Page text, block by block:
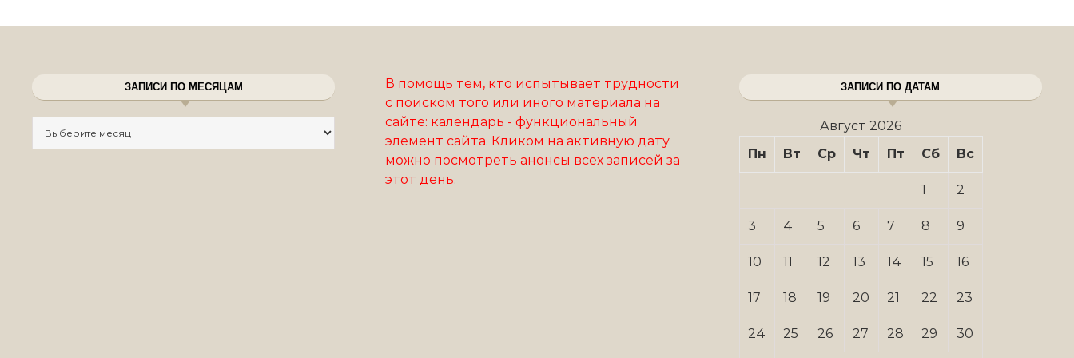
ЗАПИСИ ПО МЕСЯЦАМ
В помощь тем, кто испытывает трудности
с поиском того или иного материала на
сайте: календарь - функциональный
элемент сайта. Кликом на активную дату
можно посмотреть анонсы всех записей за
этот день.
ЗАПИСИ ПО ДАТАМ
Август 2026
Пн
Вт Ср Чт Пт Сб Вс
1 2
3 4 5 6 7 8 9
10 11 12 13 14 15 16
17 18 19 20 21 22 23
24 25 26 27 28 29 30